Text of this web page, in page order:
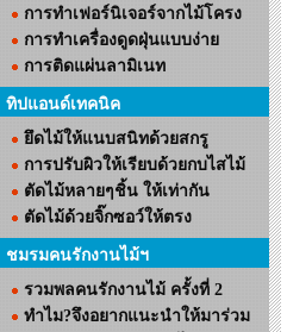
การทำเฟอร์นิเจอร์จากไม้โครง
การทำเครื่องดูดฝุ่นแบบง่าย
การติดแผ่นลามิเนท
ทิปแอนด์เทคนิค
ยึดไม้ให้แนบสนิทด้วยสกรู
การปรับผิวให้เรียบด้วยกบไสไม้
ตัดไม้หลายๆชิ้น ให้เท่ากัน
ตัดไม้ด้วยจิ๊กซอว์ให้ตรง
ชมรมคนรักงานไม้ฯ
รวมพลคนรักงานไม้ ครั้งที่ 2
ทำไม?จึงอยากแนะนำให้มาร่วม